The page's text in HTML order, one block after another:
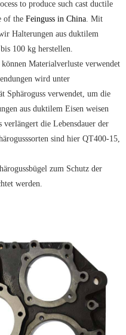
to produce such cast ductile
of the Feinguss in China. Mit
Halterungen aus duktilem
100 kg herstellen.
Materialverluste verwendet
wird unter
Sphäroguss verwendet, um die
aus duktilem Eisen weisen
die Lebensdauer der
sind hier QT400-15,
zum Schutz der
werden.